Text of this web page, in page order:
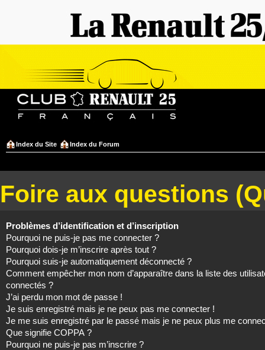
Index du Site Index du Forum
Foire aux questions
Problèmes d’identification et d’inscription
Pourquoi ne puis-je pas me connecter ?
Pourquoi dois-je m’inscrire après tout ?
Pourquoi suis-je automatiquement déconnecté ?
Comment empêcher mon nom d’apparaître dans la liste des
connectés ?
J’ai perdu mon mot de passe !
Je suis enregistré mais je ne peux pas me connecter !
Je me suis enregistré par le passé mais je ne peux plus me
Que signifie COPPA ?
Pourquoi ne puis-je pas m’inscrire ?